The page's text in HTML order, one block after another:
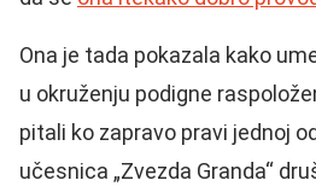
Ona je tada pokazala kako
u okruženju podigne
pitali ko zapravo pravi jednoj
učesnica „Zvezda Granda“